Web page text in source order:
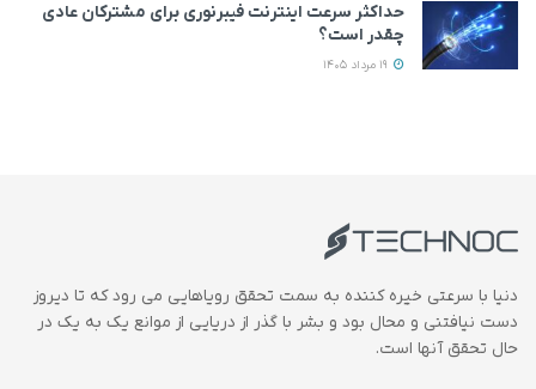
حداکثر سرعت اینترنت فیبرنوری برای مشترکان عادی
چقدر است؟
دنیا با سرعتی خیره کننده به سمت تحقق رویاهایی می رود که تا دیروز
دست نیافتنی و محال بود و بشر با گذر از دریایی از موانع یک به یک در
حال تحقق آنها است.